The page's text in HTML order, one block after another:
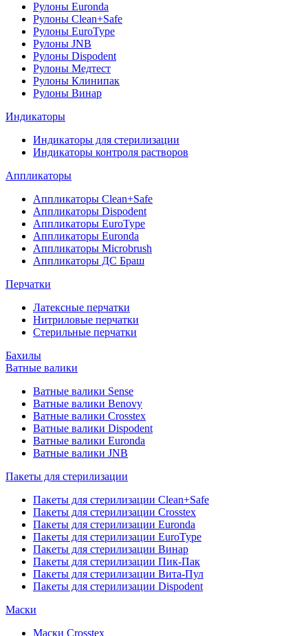
Рулоны Euronda
Рулоны Clean+Safe
Рулоны EuroType
Рулоны JNB
Рулоны Dispodent
Рулоны Медтест
Рулоны Клинипак
Рулоны Винар
Индикаторы
Индикаторы для стерилизации
Индикаторы контроля растворов
Аппликаторы
Аппликаторы Clean+Safe
Аппликаторы Dispodent
Аппликаторы EuroType
Аппликаторы Euronda
Аппликаторы Microbrush
Аппликаторы ДС Браш
Перчатки
Латексные перчатки
Нитриловые перчатки
Стерильные перчатки
Бахилы
Ватные валики
Ватные валики Sense
Ватные валики Benovy
Ватные валики Crosstex
Ватные валики Dispodent
Ватные валики Euronda
Ватные валики JNB
Пакеты для стерилизации
Пакеты для стерилизации Clean+Safe
Пакеты для стерилизации Crosstex
Пакеты для стерилизации Euronda
Пакеты для стерилизации EuroType
Пакеты для стерилизации Винар
Пакеты для стерилизации Пик-Пак
Пакеты для стерилизации Вита-Пул
Пакеты для стерилизации Dispodent
Маски
Маски Crosstex